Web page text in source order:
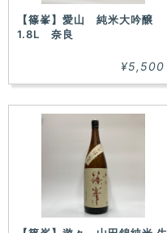
【篠峯】愛山 純米大吟醸
1.8L 奈良
¥5,500